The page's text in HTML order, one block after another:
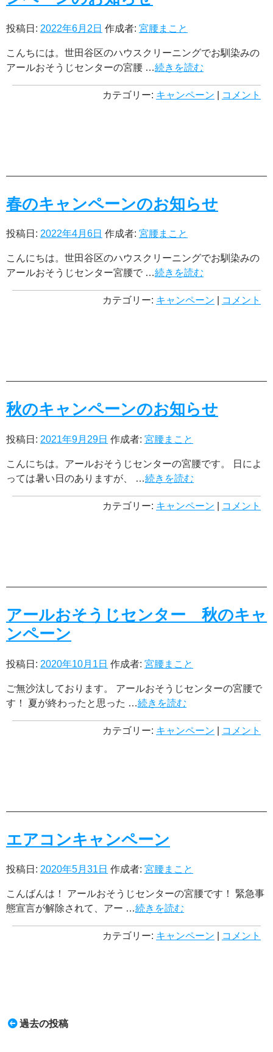
投稿日: 2022年6月2日 作成者: 宮腰まこと
こんちには。世田谷区のハウスクリーニングでお馴染みの
アールおそうじセンターの宮腰 …続きを読む
カテゴリー: キャンペーン コメント
春のキャンペーンのお知らせ
投稿日: 2022年4月6日 作成者: 宮腰まこと
こんにちは。世田谷区のハウスクリーニングでお馴染みの
アールおそうじセンター宮腰で …続きを読む
カテゴリー: キャンペーン コメント
秋のキャンペーンのお知らせ
投稿日: 2021年9月29日 作成者: 宮腰まこと
こんにちは。アールおそうじセンターの宮腰です。 日によ
っては暑い日のありますが、 …続きを読む
カテゴリー: キャンペーン コメント
アールおそうじセンター 秋のキャ
ンペーン
投稿日: 2020年10月1日 作成者: 宮腰まこと
ご無沙汰しております。 アールおそうじセンターの宮腰で
す！ 夏が終わったと思った …続きを読む
カテゴリー: キャンペーン コメント
エアコンキャンペーン
投稿日: 2020年5月31日 作成者: 宮腰まこと
こんばんは！ アールおそうじセンターの宮腰です！ 緊急事
態宣言が解除されて、アー …続きを読む
カテゴリー: キャンペーン コメント
過去の投稿